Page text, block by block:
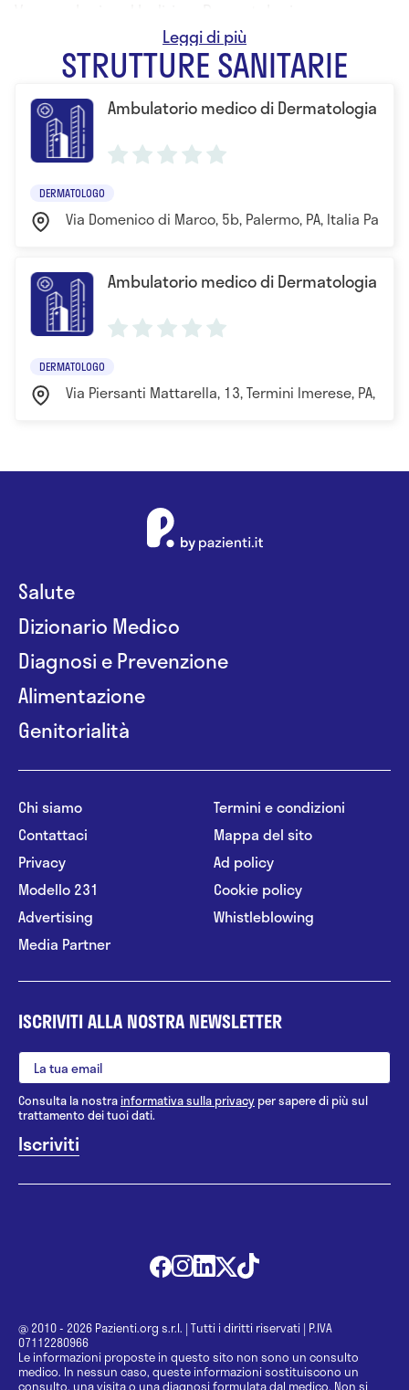
Cosmetologica presso l'Università degli studi di
PalermoSTRUTTURE SANITARIE
Ambulatorio medico di Dermatologia
DERMATOLOGO
Via Domenico di Marco, 5b, Palermo, PA, Italia
Ambulatorio medico di Dermatologia
DERMATOLOGO
Via Piersanti Mattarella, 13, Termini Imerese, PA,
Salute
Dizionario Medico
Diagnosi e Prevenzione
Alimentazione
Genitorialità
Chi siamo
Contattaci
Privacy
Modello 231
Advertising
Media Partner
Termini e condizioni
Mappa del sito
Ad policy
Cookie policy
Whistleblowing
ISCRIVITI ALLA NOSTRA NEWSLETTER
Consulta la nostrainformativa sulla privacy per sapere di più sul
trattamento dei tuoi dati.
@ 2010 - 2026 Pazienti.org s.r.l. | Tutti i diritti riservati | P.IVA
07112280966
Le informazioni proposte in questo sito non sono un consulto
medico. In nessun caso, queste informazioni sostituiscono un
consulto, una visita o una diagnosi formulata dal medico. Non si